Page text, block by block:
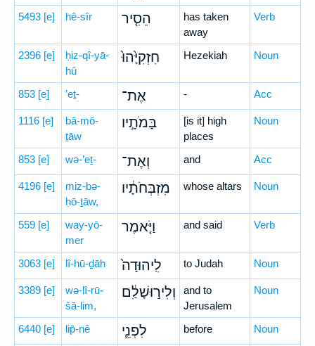
5493 [e] hê-sîr הֵסִ֤יר
has taken
away
Verb
2396 [e]
ḥiz-qî-yā-
hū
חִזְקִיָּ֙הוּ֙ Hezekiah Noun
853 [e] ’eṯ- אֶת־ - Acc
1116 [e]
bā-mō-
ṯāw
בָּמֹתָ֣יו
[is it] high
places
Noun
853 [e] wə-’eṯ- וְאֶת־ and Acc
4196 [e]
miz-bə-
ḥō-ṯāw,
מִזְבְּחֹתָ֔יו whose altars Noun
559 [e]
way-yō-
mer
וַיֹּ֤אמֶר and said Verb
3063 [e] lî-hū-ḏāh לִֽיהוּדָה֙ to Judah Noun
3389 [e]
wə-lî-rū-
šā-lim,
וְלִיר֣וּשָׁלִַ֔ם
and to
Jerusalem
Noun
6440 [e] lip̄-nê לִפְנֵ֛י before Noun